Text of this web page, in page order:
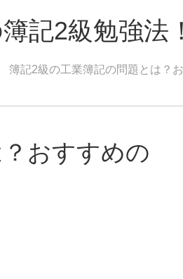
記2級勉強法！
簿記2級の工業簿記の問題とは？
おすすめの